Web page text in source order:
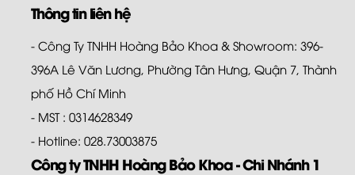
Thông tin liên hệ
- Công Ty TNHH Hoàng Bảo Khoa & Showroom: 396-
396A Lê Văn Lương, Phường Tân Hưng, Quận 7, Thành
phố Hồ Chí Minh
- MST : 0314628349
- Hotline: 028.73003875
Công ty TNHH Hoàng Bảo Khoa - Chi Nhánh 1